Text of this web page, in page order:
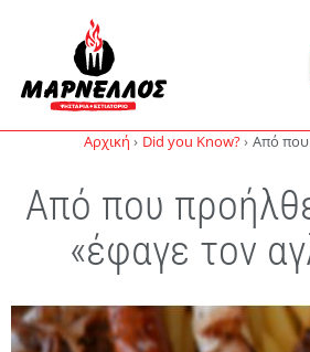
Skip navigation
Αρχική Did you Know?
Από που
«έφαγε τον